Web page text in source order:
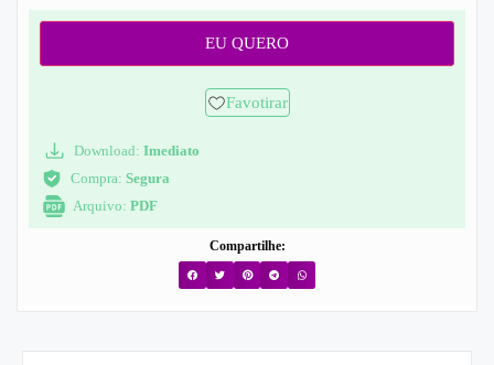
EU QUERO
Favotirar
Download: Imediato
Compra: Segura
Arquivo: PDF
Compartilhe: